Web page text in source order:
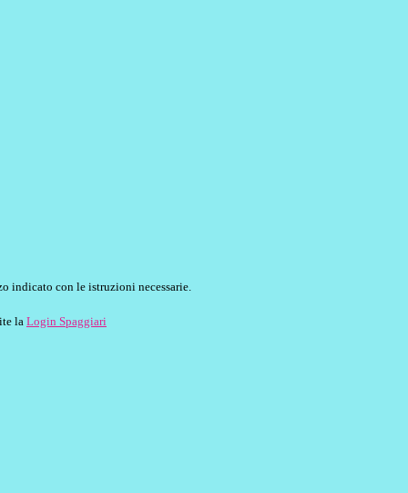
indicato con le istruzioni necessarie.
la Login Spaggiari